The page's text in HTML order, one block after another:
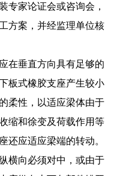
专家论证会或咨询会，
方案，并经监理单位核
在垂直方向具有足够的
板式橡胶支座产生较小
柔性，以适应梁体由于
缩和徐变及荷载作用等
还应适应梁端的转动。
横向必须对中，或由于